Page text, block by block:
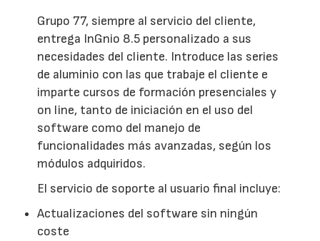
Grupo 77, siempre al servicio del cliente,
entrega InGnio 8.5 personalizado a sus
necesidades del cliente. Introduce las series
de aluminio con las que trabaje el cliente e
imparte cursos de formación presenciales y
on line, tanto de iniciación en el uso del
software como del manejo de
funcionalidades más avanzadas, según los
módulos adquiridos.
El servicio de soporte al usuario final incluye:
Actualizaciones del software sin ningún
coste